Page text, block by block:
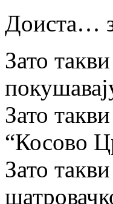
Доиста…
Зато
Зато
“Косово
Зато